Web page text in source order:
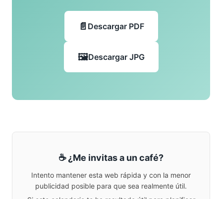
Descargar PDF
Descargar JPG
☕ ¿Me invitas a un café?
Intento mantener esta web rápida y con la menor
publicidad posible para que sea realmente útil.